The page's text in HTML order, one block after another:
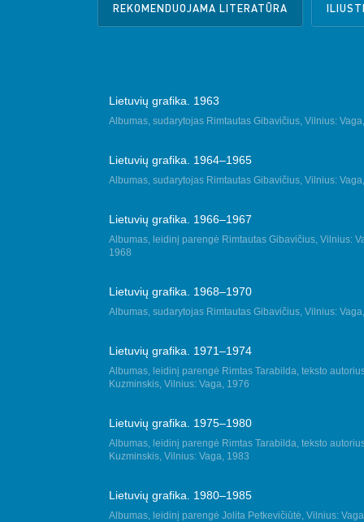
REKOMENDUOJAMA LITERATŪRA
Lietuvių grafika. 1963
Albumas, sudarytojas Rimtautas Gibavičius, Vilnius:
Lietuvių grafika. 1964–1965
Albumas, sudarytojas Rimtautas Gibavičius, Vilnius:
Lietuvių grafika. 1966–1967
Albumas, leidinį parengė Rimtautas Gibavičius, Vilnius:
1968
Lietuvių grafika. 1968–1970
Albumas, sudarytojas Rimtautas Gibavičius, Vilnius:
Lietuvių grafika. 1971–1974
Albumas, leidinį parengė Rimtas Tarabilda, teksto
Kuzminskis, Vilnius: Vaga, 1976
Lietuvių grafika. 1975–1980
Albumas, leidinį parengė Rimtas Tarabilda, teksto
Kuzminskis, Vilnius: Vaga, 1983
Lietuvių grafika. 1980–1985
Albumas, leidinį parengė Jolita Petkevičiūtė, Vilnius: